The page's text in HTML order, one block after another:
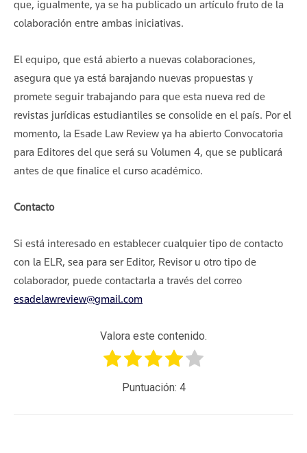
que, igualmente, ya se ha publicado un artículo fruto de la
colaboración entre ambas iniciativas.
El equipo, que está abierto a nuevas colaboraciones,
asegura que ya está barajando nuevas propuestas y
promete seguir trabajando para que esta nueva red de
revistas jurídicas estudiantiles se consolide en el país. Por el
momento, la Esade Law Review ya ha abierto Convocatoria
para Editores del que será su Volumen 4, que se publicará
antes de que finalice el curso académico.
Contacto
Si está interesado en establecer cualquier tipo de contacto
con la ELR, sea para ser Editor, Revisor u otro tipo de
colaborador, puede contactarla a través del correo
esadelawreview@gmail.com
Valora este contenido.
Puntuación: 4